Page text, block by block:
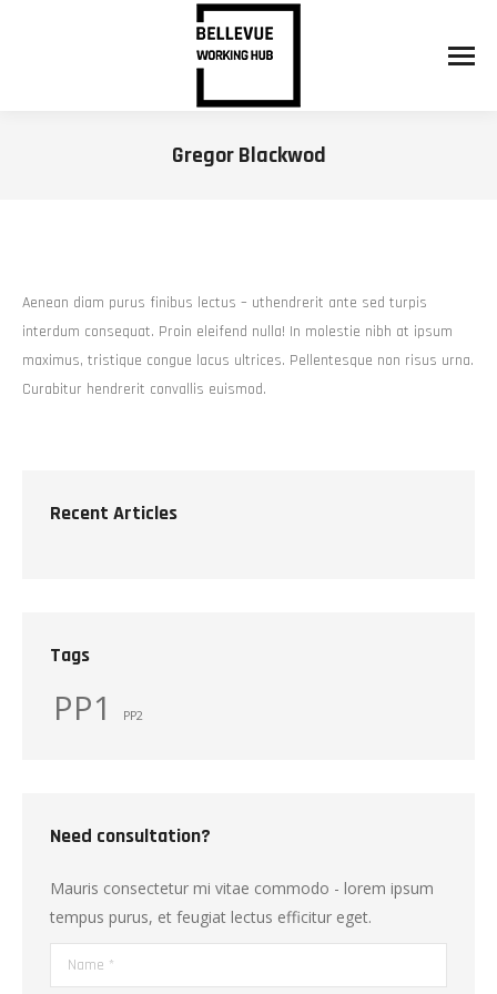
Gregor Blackwod
Aenean diam purus finibus lectus – uthendrerit ante sed turpis
interdum consequat. Proin eleifend nulla! In molestie nibh at ipsum
maximus, tristique congue lacus ultrices. Pellentesque non risus urna.
Curabitur hendrerit convallis euismod.
Recent Articles
Tags
PP1 PP2
Need consultation?
Mauris consectetur mi vitae commodo - lorem ipsum
tempus purus, et feugiat lectus efficitur eget.
Name *